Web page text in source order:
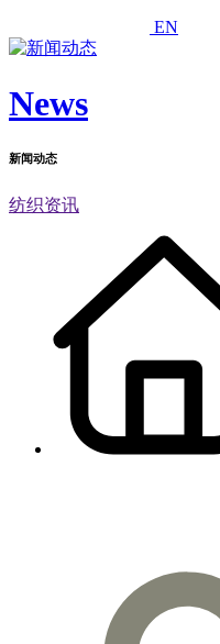
EN
News
新闻动态
纺织资讯